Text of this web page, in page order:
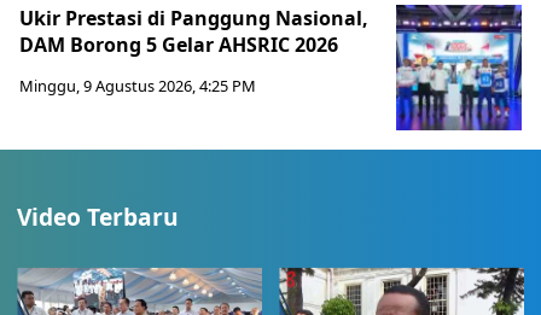
Ukir Prestasi di Panggung Nasional,
DAM Borong 5 Gelar AHSRIC 2026
Minggu, 9 Agustus 2026, 4:25 PM
Video Terbaru